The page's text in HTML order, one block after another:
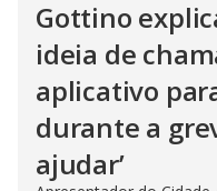
Gottino
ideia de
aplicativo
durante a
ajudar’